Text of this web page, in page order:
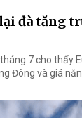
đà tăng
7 cho thấy
Đông và giá